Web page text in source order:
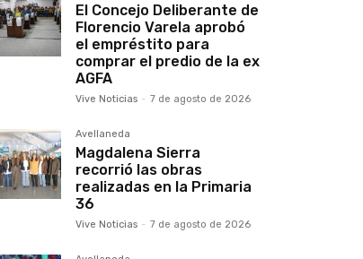
El Concejo Deliberante de
Florencio Varela aprobó
el empréstito para
comprar el predio de la ex
AGFA
Vive Noticias - 7 de agosto de 2026
Avellaneda
Magdalena Sierra
recorrió las obras
realizadas en la Primaria
36
Vive Noticias - 7 de agosto de 2026